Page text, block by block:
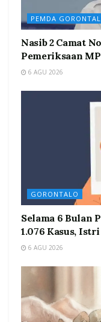
PEMDA
Nasib 2 Camat
Pemeriksaan
6 AGU 2026
GORONTALO
Selama 6 Bulan
1.076 Kasus,
6 AGU 2026